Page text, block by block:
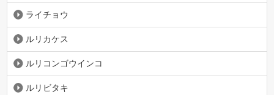
ライチョウ
ルリカケス
ルリコンゴウインコ
ルリビタキ